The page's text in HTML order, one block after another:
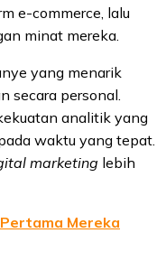
e-commerce, lalu
minat mereka.
yang menarik
secara personal.
analitik yang
waktu yang tepat.
marketing lebih
Mereka